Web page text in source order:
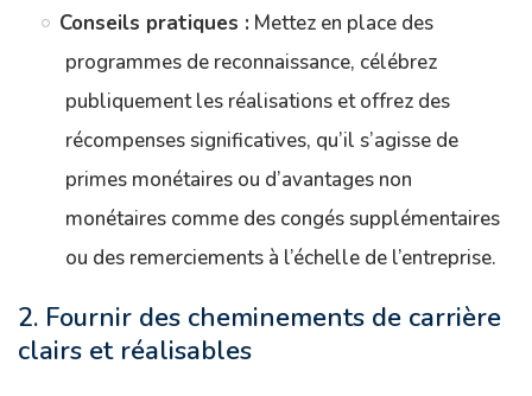
Conseils pratiques : Mettez en place des
programmes de reconnaissance, célébrez
publiquement les réalisations et offrez des
récompenses significatives, qu’il s’agisse de
primes monétaires ou d’avantages non
monétaires comme des congés supplémentaires
ou des remerciements à l’échelle de l’entreprise.
2. Fournir des cheminements de carrière
clairs et réalisables